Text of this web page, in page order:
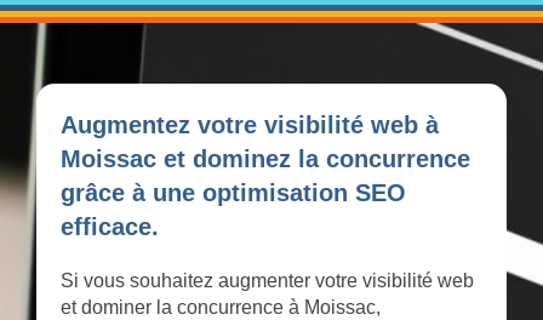
Augmentez votre visibilité web à
Moissac et dominez la concurrence
grâce à une optimisation SEO
efficace.
Si vous souhaitez augmenter votre visibilité web
et dominer la concurrence à Moissac,